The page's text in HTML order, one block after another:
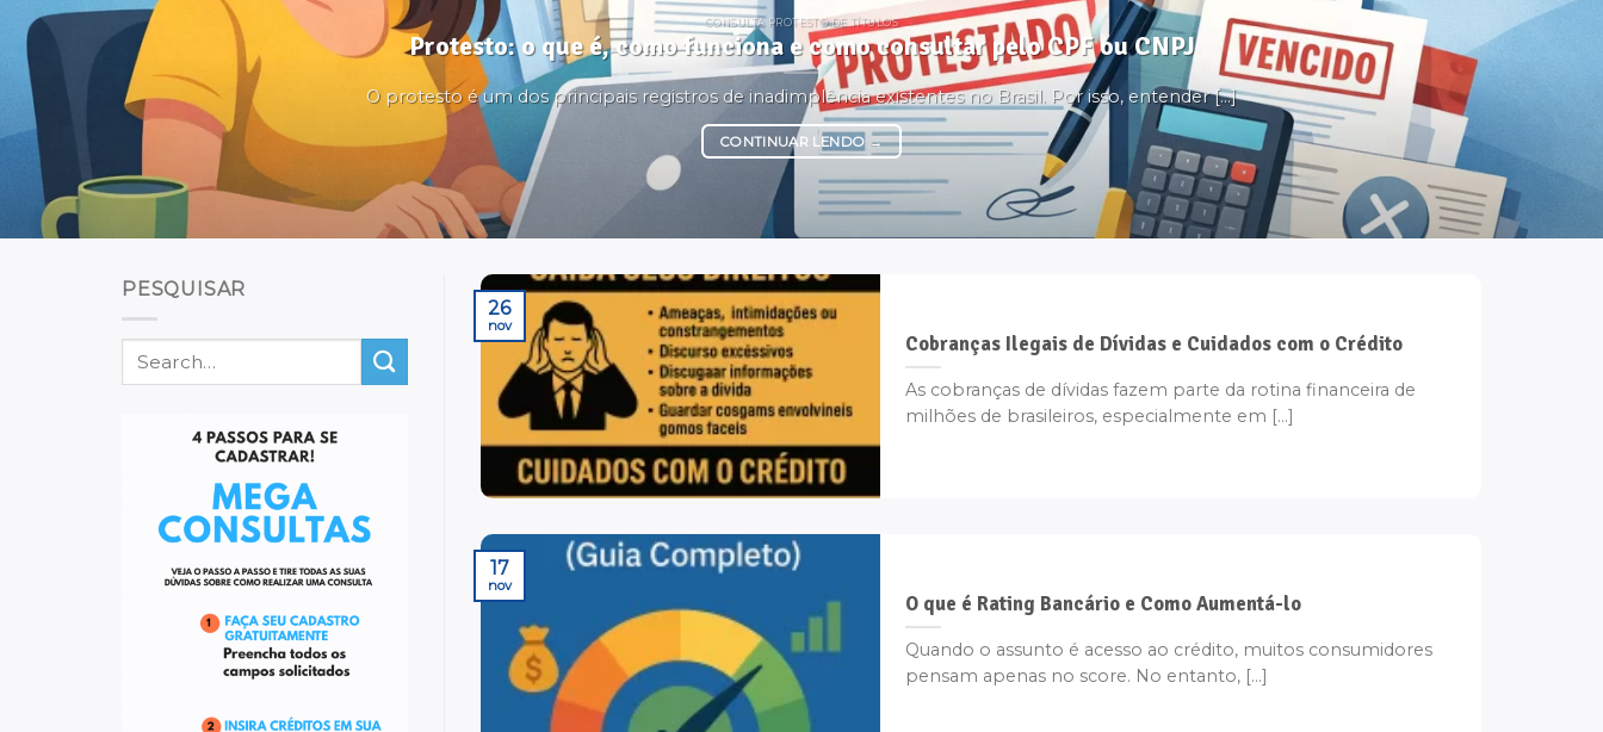
CONSULTA PROTESTO DE TÍTULOS
Protesto: o que é, como funciona e como consultar pelo CPF ou CNPJ
O protesto é um dos principais registros de inadimplência existentes no Brasil. Por isso, entender [...]
CONTINUAR LENDO →
PESQUISAR
Cobranças Ilegais de Dívidas e Cuidados com o Crédito
As cobranças de dívidas fazem parte da rotina financeira de
milhões de brasileiros, especialmente em [...]
26
nov
O que é Rating Bancário e Como Aumentá-lo
Quando o assunto é acesso ao crédito, muitos consumidores
pensam apenas no score. No entanto, [...]
17
nov